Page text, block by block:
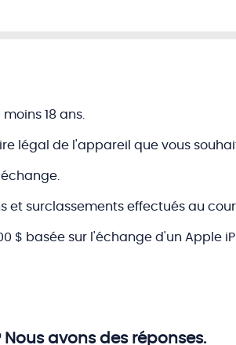
18 ans.
légal de l'appareil que vous
et surclassements effectués au
$ basée sur l'échange d'un Apple
avons des réponses.